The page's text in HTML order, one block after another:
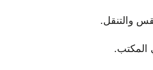
والتنقل.
المكتب.